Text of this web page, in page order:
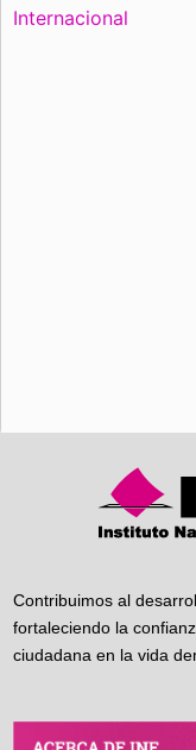
Internacional
Contribuimos al
fortaleciendo la
ciudadana en la vida